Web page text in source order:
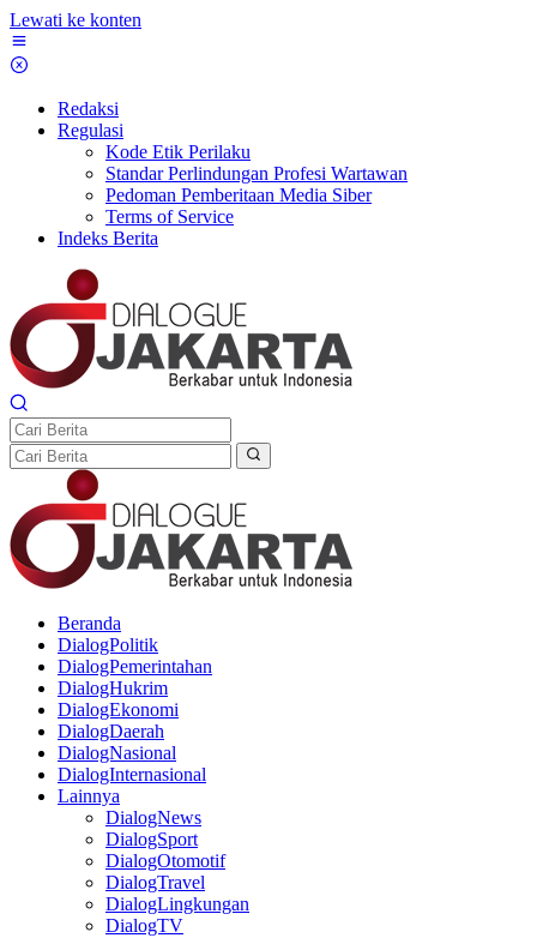
Lewati ke konten
Redaksi
Regulasi
Kode Etik Perilaku
Standar Perlindungan Profesi Wartawan
Pedoman Pemberitaan Media Siber
Terms of Service
Indeks Berita
Beranda
DialogPolitik
DialogPemerintahan
DialogHukrim
DialogEkonomi
DialogDaerah
DialogNasional
DialogInternasional
Lainnya
DialogNews
DialogSport
DialogOtomotif
DialogTravel
DialogLingkungan
DialogTV